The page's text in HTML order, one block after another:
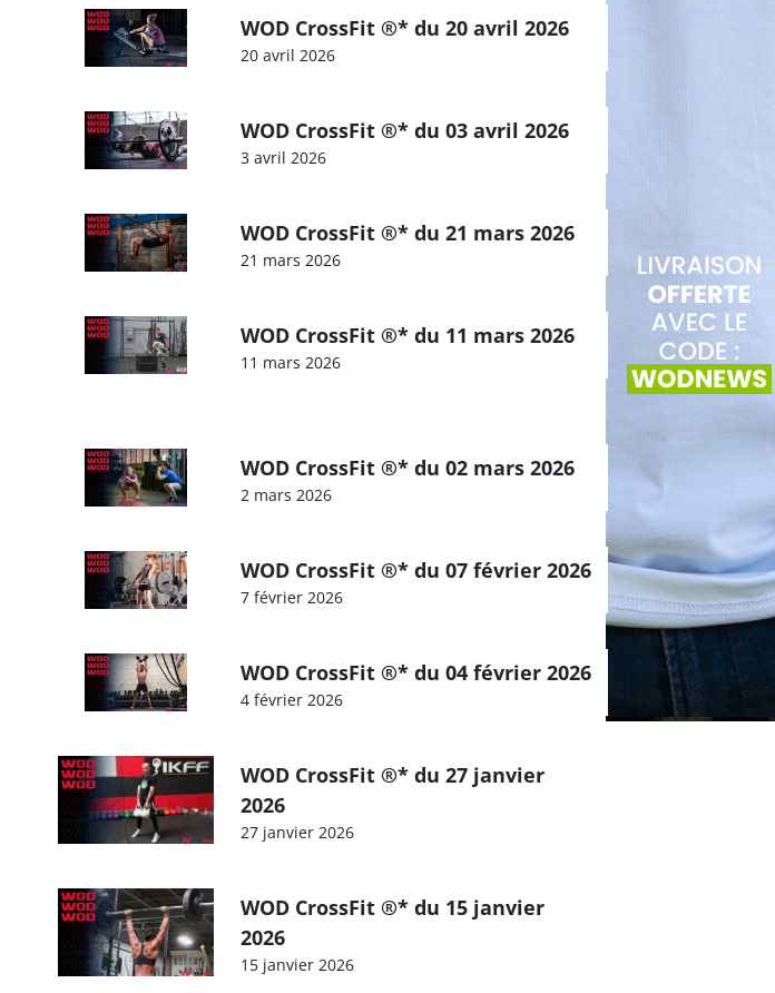
WOD CrossFit ®* du 20 avril 2026
20 avril 2026
WOD CrossFit ®* du 03 avril 2026
3 avril 2026
WOD CrossFit ®* du 21 mars 2026
21 mars 2026
WOD CrossFit ®* du 11 mars 2026
11 mars 2026
WOD CrossFit ®* du 02 mars 2026
2 mars 2026
WOD CrossFit ®* du 07 février 2026
7 février 2026
WOD CrossFit ®* du 04 février 2026
4 février 2026
WOD CrossFit ®* du 27 janvier
2026
27 janvier 2026
WOD CrossFit ®* du 15 janvier
2026
15 janvier 2026